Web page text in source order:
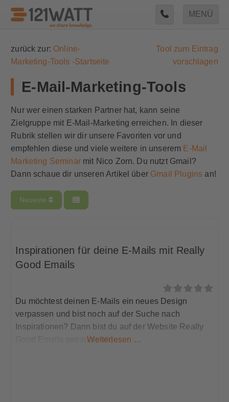
MENÜ
zurück zur: Online-
Marketing-Tools -Startseite
Tool zum Eintrag
vorschlagen
E-Mail-Marketing-Tools
Nur wer einen starken Partner hat, kann seine
Zielgruppe mit E-Mail-Marketing erreichen. In dieser
Rubrik stellen wir dir unsere Favoriten vor und
empfehlen diese und viele weitere in unserem E-Mail
Marketing Seminarmit Nico Zorn. Du nutzt Gmail?
Dann schaue dir unseren Artikel über Gmail Plugins an!
Neueste
Inspirationen für deine E-Mails mit Really
Good Emails
Du möchtest deinen E-Mails ein neues Design
verpassen und bist noch auf der Suche nach
Inspirationen? Dann bist du auf der Website Really
Good Emails genau richtig.
Weiterlesen …